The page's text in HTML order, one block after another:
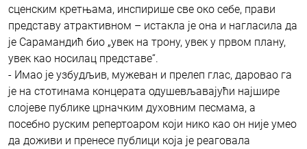
сценским кретњама, инспирише све око себе, прави
представу атрактивном – истакла је она и нагласила да
је Сарамандић био „увек на трону, увек у првом плану,
увек као носилац представе“.
- Имао је узбудљив, мужеван и прелеп глас, даровао га
је на стотинама концерата одушевљавајући најшире
слојеве публике црначким духовним песмама, а
посебно руским репертоаром који нико као он није умео
да доживи и пренесе публици која је реаговала